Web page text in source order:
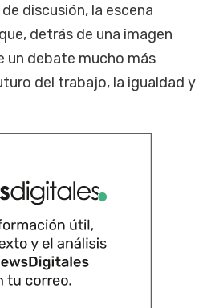
discusión, la escena
detrás de una imagen
un debate mucho más
del trabajo, la igualdad y